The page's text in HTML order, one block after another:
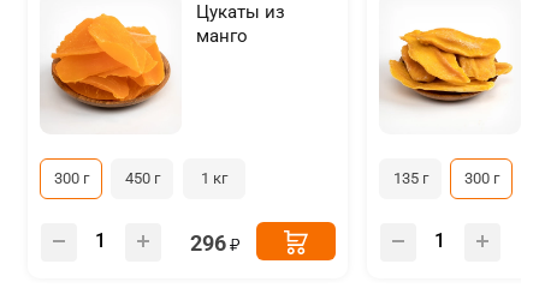
Цукаты из
манго
300 г 450 г 1 кг
296
135 г 300 г